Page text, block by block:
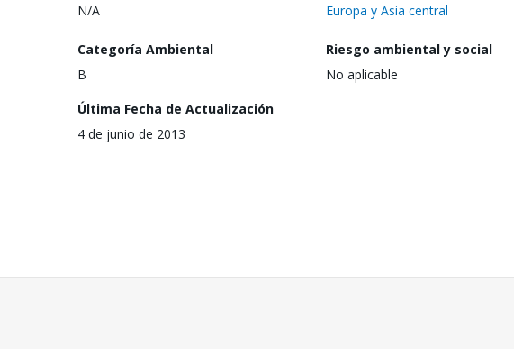
N/A
Europa y Asia central
Categoría Ambiental
B
Riesgo ambiental y social
No aplicable
Última Fecha de Actualización
4 de junio de 2013